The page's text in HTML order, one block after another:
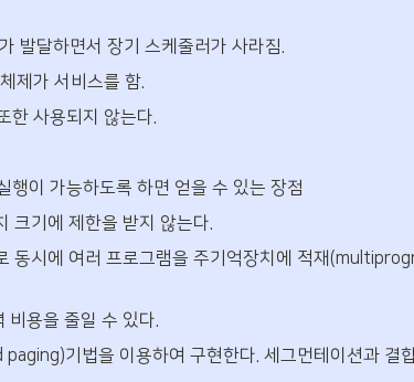
발달하면서 장기 스케줄러가 사라짐.
제가 서비스를 함.
한 사용되지 않는다.
행이 가능하도록 하면 얻을 수 있는 장점
크기에 제한을 받지 않는다.
동시에 여러 프로그램을 주기억장치에 적재
비용을 줄일 수 있다.
기법을 이용하여 구현한다. 세그먼테이션과 결